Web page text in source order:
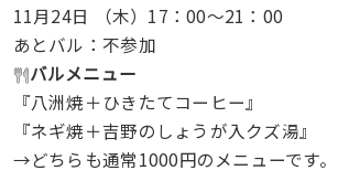
11月24日 （木）17：00～21：00
あとバル：不参加
バルメニュー
『八洲焼＋ひきたてコーヒー』
『ネギ焼＋吉野のしょうが入クズ湯』
→どちらも通常1000円のメニューです。